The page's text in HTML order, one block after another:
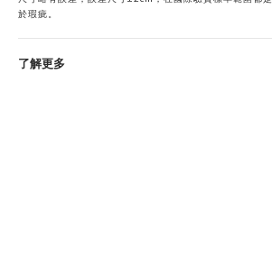
於瑕疵。
了解更多